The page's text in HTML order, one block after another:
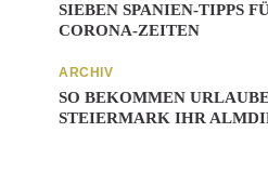
SIEBEN SPANIEN-TIPPS
CORONA-ZEITEN
ARCHIV
SO BEKOMMEN
STEIERMARK IHR